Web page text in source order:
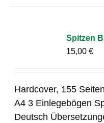
Spitzen
15,00€
Hardcover, 155
A4 3 Einlegebögen
Deutsch